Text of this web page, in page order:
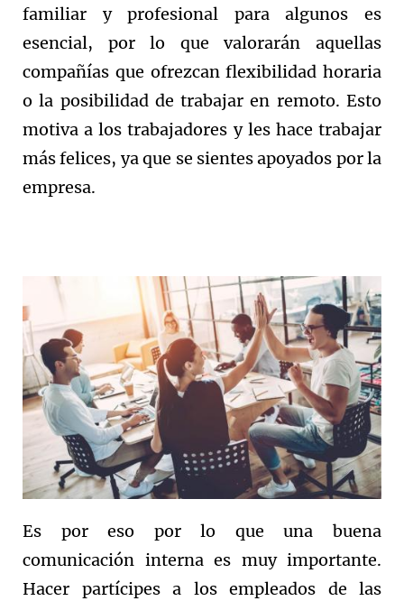
familiar y profesional para algunos es
esencial, por lo que valorarán aquellas
compañías que ofrezcan flexibilidad horaria
o la posibilidad de trabajar en remoto. Esto
motiva a los trabajadores y les hace trabajar
más felices, ya que se sientes apoyados por la
empresa.
Es por eso por lo que una buena
comunicación interna es muy importante.
Hacer partícipes a los empleados de las